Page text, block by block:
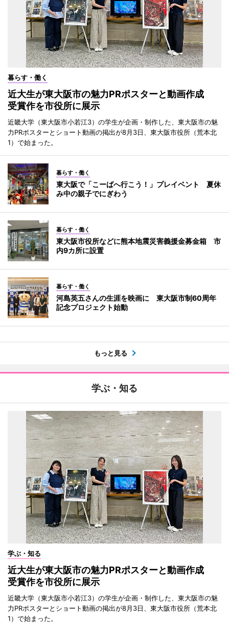
暮らす・働く
近大生が東大阪市の魅力PRポスターと動画作成
受賞作を市役所に展示
近畿大学（東大阪市小若江3）の学生が企画・制作した、東大阪市の魅
力PRポスターとショート動画の掲出が8月3日、東大阪市役所（荒本北
1）で始まった。
暮らす・働く
東大阪で「こーばへ行こう！」プレイベント 夏休
み中の親子でにぎわう
暮らす・働く
東大阪市役所などに熊本地震災害義援金募金箱 市
内9カ所に設置
暮らす・働く
河島英五さんの生涯を映画に 東大阪市制60周年
記念プロジェクト始動
もっと見る
学ぶ・知る
学ぶ・知る
近大生が東大阪市の魅力PRポスターと動画作成
受賞作を市役所に展示
近畿大学（東大阪市小若江3）の学生が企画・制作した、東大阪市の魅
力PRポスターとショート動画の掲出が8月3日、東大阪市役所（荒本北
1）で始まった。